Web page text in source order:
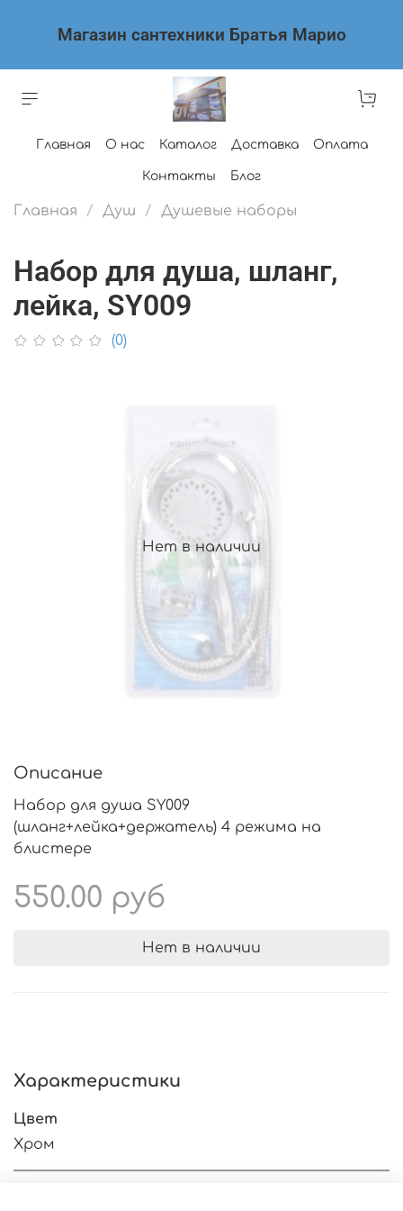
Магазин сантехники Братья Марио
Главная О нас Каталог Доставка Оплата
Контакты Блог
Главная Душ Душевые наборы
Набор для душа, шланг,
лейка, SY009
(0)
Нет в наличии
Описание
Набор для душа SY009
(шланг+лейка+держатель) 4 режима на
блистере
550.00 руб
Нет в наличии
Характеристики
Цвет
Хром